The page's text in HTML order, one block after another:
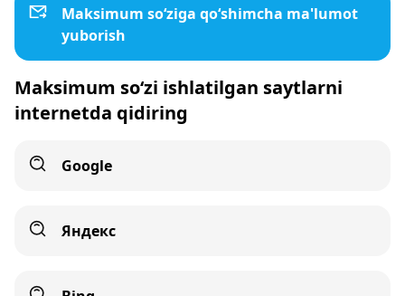
Maksimum so‘ziga qo‘shimcha ma'lumot
yuborish
Maksimum so‘zi ishlatilgan saytlarni
internetda qidiring
Google
Яндекс